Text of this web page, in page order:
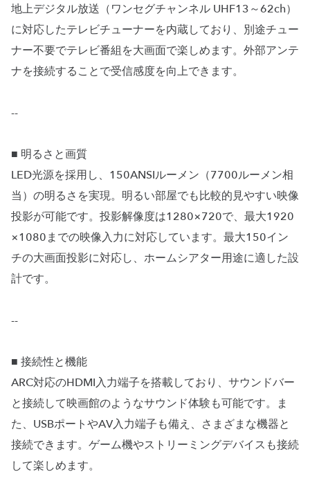
地上デジタル放送（ワンセグチャンネル UHF13～62ch）
に対応したテレビチューナーを内蔵しており、別途チュー
ナー不要でテレビ番組を大画面で楽しめます。外部アンテ
ナを接続することで受信感度を向上できます。
--
■ 明るさと画質
LED光源を採用し、150ANSIルーメン（7700ルーメン相
当）の明るさを実現。明るい部屋でも比較的見やすい映像
投影が可能です。投影解像度は1280×720で、最大1920
×1080までの映像入力に対応しています。最大150イン
チの大画面投影に対応し、ホームシアター用途に適した設
計です。
--
■ 接続性と機能
ARC対応のHDMI入力端子を搭載しており、サウンドバー
と接続して映画館のようなサウンド体験も可能です。ま
た、USBポートやAV入力端子も備え、さまざまな機器と
接続できます。ゲーム機やストリーミングデバイスも接続
して楽しめます。